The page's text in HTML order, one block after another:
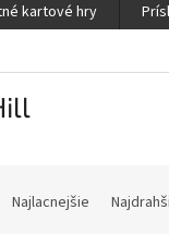
kartové hry
Najlacnejšie